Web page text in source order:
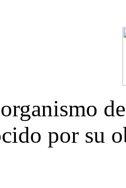
por su